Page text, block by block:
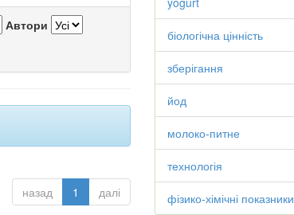
Автори
назад 1 далі
біологічна цінність
зберігання
йод
молоко-питне
технологія
фізико-хімічні показники